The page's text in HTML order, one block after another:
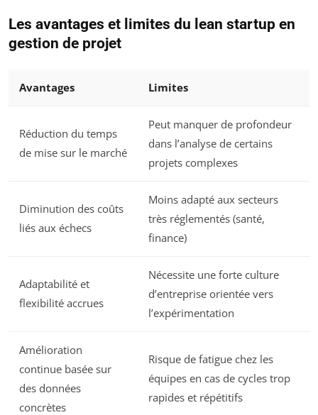
Les avantages et limites du lean startup en
gestion de projet
Avantages Limites
Réduction du temps
de mise sur le marché
Peut manquer de profondeur
dans l’analyse de certains
projets complexes
Diminution des coûts
liés aux échecs
Moins adapté aux secteurs
très réglementés (santé,
finance)
Adaptabilité et
flexibilité accrues
Nécessite une forte culture
d’entreprise orientée vers
l’expérimentation
Amélioration
continue basée sur
des données
concrètes
Risque de fatigue chez les
équipes en cas de cycles trop
rapides et répétitifs